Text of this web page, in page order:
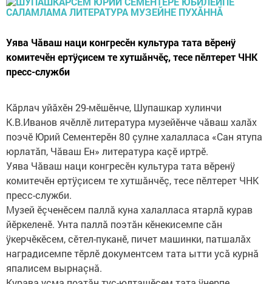
Уява Чăваш наци конгресĕн культура тата вĕренÿ
комитечĕн ертÿçисем те хутшăнчĕç, тесе пӗлтерет ЧНК
пресс-служби
Кăрлач уйăхĕн 29-мĕшĕнче, Шупашкар хулинчи
К.В.Иванов ячĕллĕ литература музейĕнче чăваш халăх
поэчĕ Юрий Сементерĕн 80 çулне халалласа «Сан ятупа
юрлатăп, Чăваш Ен» литература каçĕ иртрĕ.
Уява Чăваш наци конгресĕн культура тата вĕренÿ
комитечĕн ертÿçисем те хутшăнчĕç, тесе пӗлтерет ЧНК
пресс-служби.
Музей ĕçченĕсем паллă куна халалласа ятарлă курав
йĕркеленĕ. Унта паллă поэтăн кĕнекисемпе сăн
ÿкерчĕкĕсем, сĕтел-пуканĕ, пичет машинки, патшалăх
наградисемпе тĕрлĕ документсем тата ытти усă курнă
япалисем вырнаçнă.